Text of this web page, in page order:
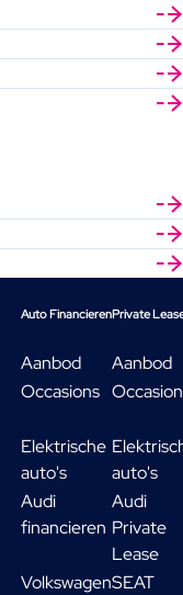
Auto Financieren
Aanbod
Occasions
Elektrische
auto's
Audi
financieren
Volkswagen
Private
Aanbod
auto's
Audi
Private
Lease
SEAT